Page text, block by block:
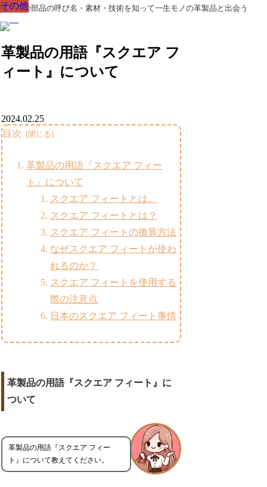
革製品の部品の呼び名・素材・技術を知って一生モノの革製品と出会う
革製品の用語『スクエア フ
ィート』について
その他
2024.02.25
目次
革製品の用語『スクエア フィー
ト』について
スクエア フィートとは。
スクエア フィートとは？
スクエア フィートの換算方法
なぜスクエア フィートが使わ
れるのか？
スクエア フィートを使用する
際の注意点
日本のスクエア フィート事情
革製品の用語『スクエア フィート』に
ついて
革製品の用語『スクエア フィー
ト』について教えてください。
その他
その他
その他
その他
その他
その他